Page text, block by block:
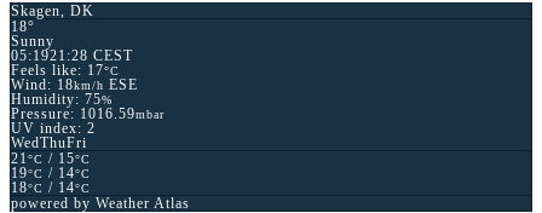
Skagen, DK
18°
Sunny
05:1921:28 CEST
Feels like: 17°C
Wind: 18km/h ESE
Humidity: 75%
Pressure: 1016.59mbar
UV index: 2
WedThuFri
21°C / 15°C
19°C / 14°C
18°C / 14°C
powered by Weather Atlas